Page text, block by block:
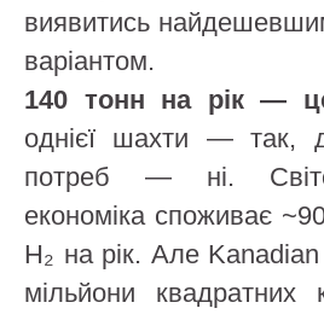
виявитись
варіантом.
140 тонн на рік —
однієї шахти — так,
потреб — ні.
економіка споживає
H₂ на рік. Але
мільйони квадратних